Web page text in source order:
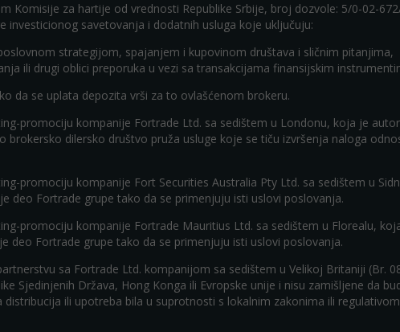
Komisije za hartije od vrednosti Republike Srbije, broj dozvole: 5/0-02-
investicionog savetovanja i dodatnih usluga koje uključuju:
strategijom, spajanjem i kupovinom društava i sličnim pitanjima,
ili drugi oblici preporuka u vezi sa transakcijama finansijskim
da se uplata depozita vrši za to ovlašćenom brokeru.
promociju kompanije Fortrade Ltd. sa sedištem u Londonu, koja je
brokersko dilersko društvo pruža usluge koje se tiču izvršenja naloga
promociju kompanije Fort Securities Australia Pty Ltd. sa sedištem u
deo Fortrade grupe tako da se primenjuju isti uslovi poslovanja.
promociju kompanije Fortrade Mauritius Ltd. sa sedištem u Florealu,
deo Fortrade grupe tako da se primenjuju isti uslovi poslovanja.
sa Fortrade Ltd. kompanijom sa sedištem u Velikoj Britaniji (Br.
Sjedinjenih Država, Hong Konga ili Evropske unije i nisu zamišljene da
ili upotreba bila u suprotnosti s lokalnim zakonima ili